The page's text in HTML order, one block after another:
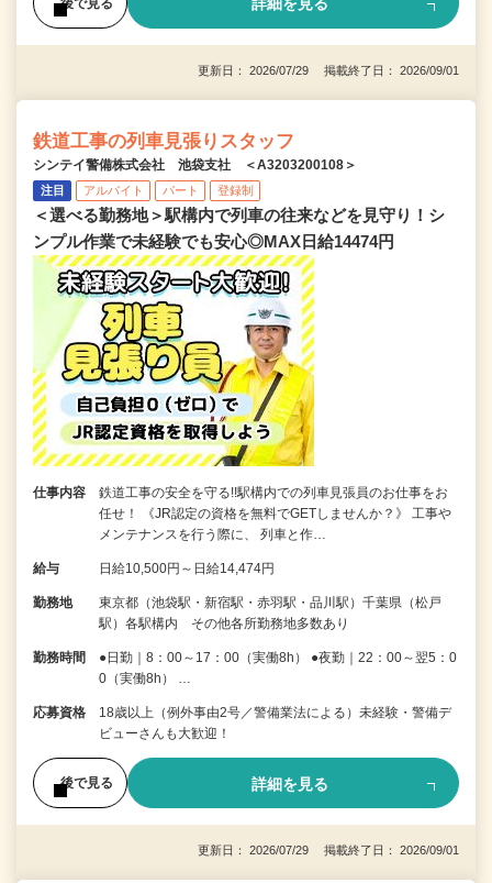
詳細を見る
更新日： 2026/07/29 掲載終了日： 2026/09/01
鉄道工事の列車見張りスタッフ
シンテイ警備株式会社 池袋支社 ＜A3203200108＞
注目 アルバイト パート 登録制
＜選べる勤務地＞駅構内で列車の往来などを見守り！シ
ンプル作業で未経験でも安心◎MAX日給14474円
仕事内容
鉄道工事の安全を守る!!駅構内での列車見張員のお仕事をお
任せ！ 《JR認定の資格を無料でGETしませんか？》 工事や
メンテナンスを行う際に、 列車と作…
給与 日給10,500円～日給14,474円
勤務地
東京都（池袋駅・新宿駅・赤羽駅・品川駅）千葉県（松戸
駅）各駅構内 その他各所勤務地多数あり
勤務時間
●日勤｜8：00～17：00（実働8h） ●夜勤｜22：00～翌5：0
0（実働8h） …
応募資格
18歳以上（例外事由2号／警備業法による）未経験・警備デ
ビューさんも大歓迎！
後で見る 詳細を見る
更新日： 2026/07/29 掲載終了日： 2026/09/01